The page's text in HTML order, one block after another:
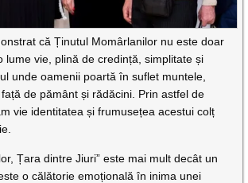
că Ținutul Momârlanilor nu este doar
lume vie, plină de credință, simplitate și
unde oamenii poartă în suflet muntele,
de pământ și rădăcini. Prin astfel de
vie identitatea și frumusețea acestui colț
Țara dintre Jiuri” este mai mult decât un
o călătorie emoțională în inima unei